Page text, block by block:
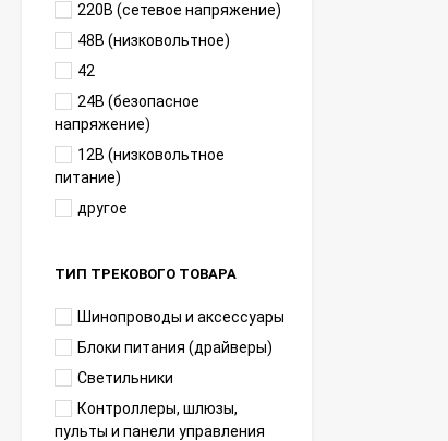
220В (сетевое напряжение)
48В (низковольтное)
42
24В (безопасное
напряжение)
12В (низковольтное
питание)
другое
ТИП ТРЕКОВОГО ТОВАРА
Шинопроводы и аксессуары
Блоки питания (драйверы)
Светильники
Контроллеры, шлюзы,
пульты и панели управления